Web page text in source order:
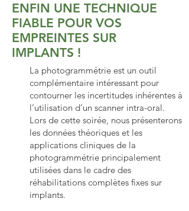
ENFIN UNE TECHNIQUE
FIABLE POUR VOS
EMPREINTES SUR
IMPLANTS !
La photogrammétrie est un outil
complémentaire intéressant pour
contourner les incertitudes inhérentes à
l’utilisation d’un scanner intra-oral.
Lors de cette soirée, nous présenterons
les données théoriques et les
applications cliniques de la
photogrammétrie principalement
utilisées dans le cadre des
réhabilitations complètes fixes sur
implants.